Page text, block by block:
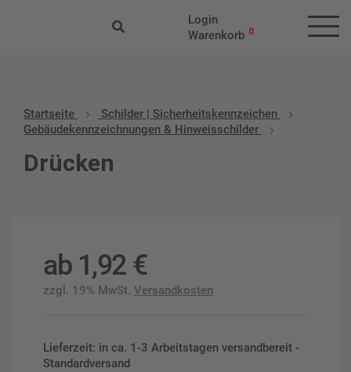
Login
Warenkorb 0
Startseite
Schilder | Sicherheitskennzeichen
Gebäudekennzeichnungen & Hinweisschilder
Drücken
ab 1,92 €
zzgl. 19% MwSt. Versandkosten
Lieferzeit: in ca. 1-3 Arbeitstagen versandbereit -
Standardversand